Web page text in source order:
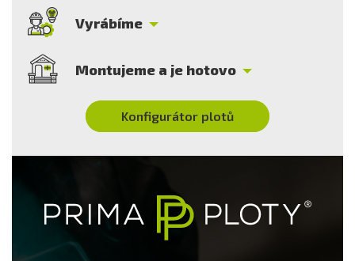
Vyrábíme
Montujeme a je hotovo
Konfigurátor plotů